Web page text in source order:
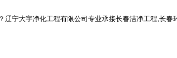
宁大宇净化工程有限公司专业承接长春洁净工程,长